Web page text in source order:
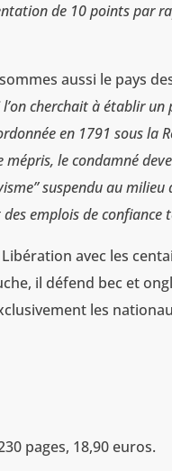
de 10 points par
aussi le pays
l’on cherchait à établir
en 1791 sous la
le condamné
suspendu au milieu
emplois de confiance
avec les
il défend bec et
les
pages, 18,90 euros.